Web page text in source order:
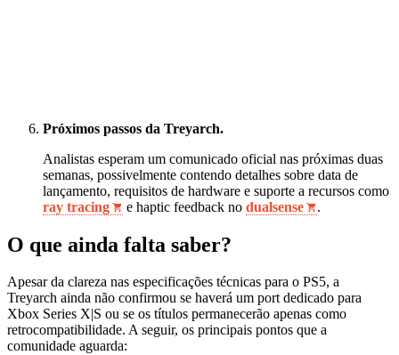
Próximos passos da Treyarch.
Analistas esperam um comunicado oficial nas próximas duas
semanas, possivelmente contendo detalhes sobre data de
lançamento, requisitos de hardware e suporte a recursos como
ray tracing
e haptic feedback no dualsense .
O que ainda falta saber?
Apesar da clareza nas especificações técnicas para o PS5, a
Treyarch ainda não confirmou se haverá um port dedicado para
Xbox Series X|S ou se os títulos permanecerão apenas como
retrocompatibilidade. A seguir, os principais pontos que a
comunidade aguarda: